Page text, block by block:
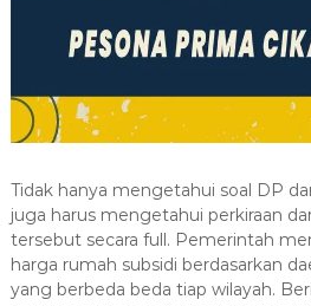
Tidak hanya mengetahui soal DP
juga harus mengetahui perkiraan
tersebut secara full. Pemerintah
harga rumah subsidi berdasarkan
yang berbeda beda tiap wilayah.